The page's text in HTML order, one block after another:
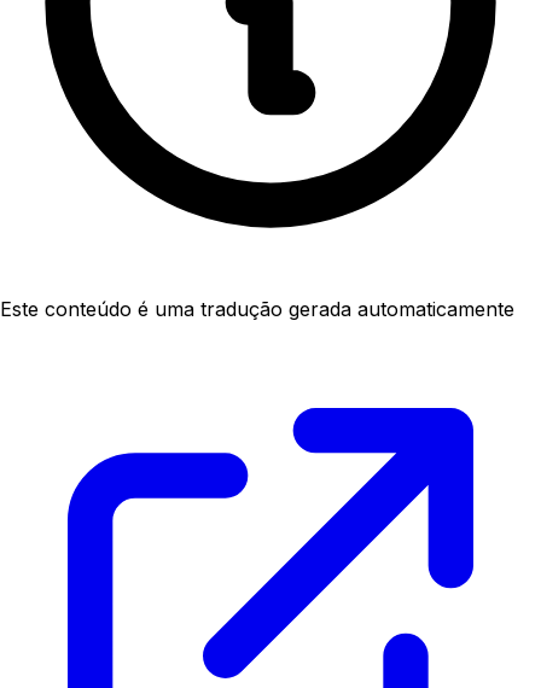
Este conteúdo é uma tradução gerada automaticamente